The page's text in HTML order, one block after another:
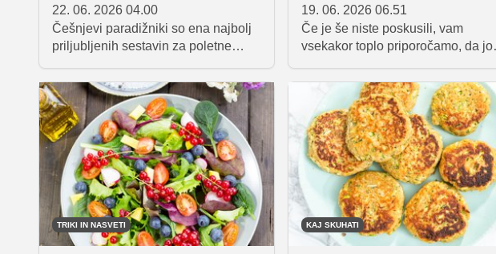
22. 06. 2026 04.00
Češnjevi paradižniki so ena najbolj
priljubljenih sestavin za poletne
tako v toplih kot hladnih jedeh. V
poletni kuhinji pogosto iščemo
preproste ideje, kjer lahko iz nekaj
osnovnih sestavin nastane okusen
in uravnotežen obrok.
19. 06. 2026 06.51
Če je še niste poskusili, vam
vsekakor toplo priporočamo, da jo
Ameriška zeljna solata, poznana
tudi pod imenom 'coleslaw', je
namreč odlična spremljava
pečenemu mesu z žara. Priprava je
hitra in enostavna, okus pa ...
najbolje, da kar presodite sami!
TRIKI IN NASVETI KAJ SKUHATI